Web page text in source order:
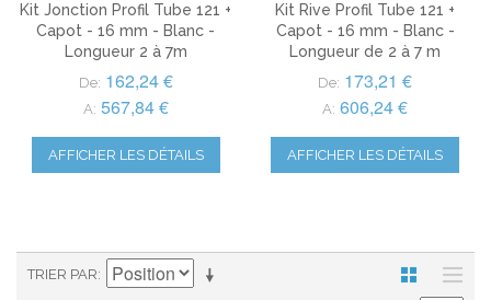
Kit Jonction Profil Tube 121 +
Capot - 16 mm - Blanc -
Longueur 2 à 7m
De: 162,24 €
A: 567,84 €
AFFICHER LES DÉTAILS
Kit Rive Profil Tube 121 +
Capot - 16 mm - Blanc -
Longueur de 2 à 7 m
De: 173,21 €
A: 606,24 €
AFFICHER LES DÉTAILS
TRIER PAR